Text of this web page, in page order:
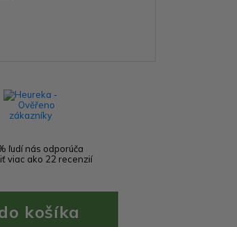
ľudí nás odporúča
viac ako 22 recenzií